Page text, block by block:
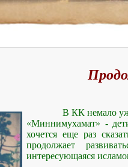
В КК немало
«Миннимухамат» -
хочется еще раз
продолжает
интересующаяся